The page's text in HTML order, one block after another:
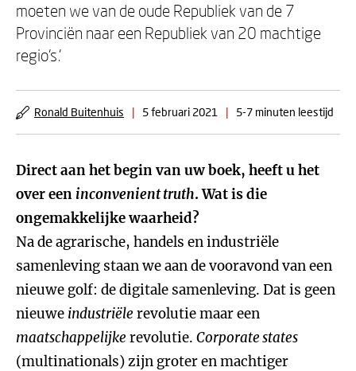
moeten we van de oude Republiek van de 7
Provinciën naar een Republiek van 20 machtige
regio’s.’
Ronald Buitenhuis | 5 februari 2021 | 5-7 minuten leestijd
Direct aan het begin van uw boek, heeft u het
over een inconvenient truth. Wat is die
ongemakkelijke waarheid?
Na de agrarische, handels en industriële
samenleving staan we aan de vooravond van een
nieuwe golf: de digitale samenleving. Dat is geen
nieuwe industriële revolutie maar een
maatschappelijke revolutie. Corporate states
(multinationals) zijn groter en machtiger